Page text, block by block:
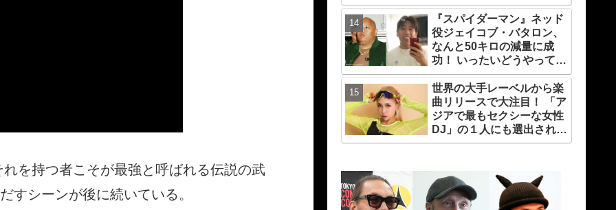
を持つ者こそが最強と呼ばれる伝説の武
すシーンが後に続いている。
ついても語る
『スパイダーマン』ネッド
役ジェイコブ・バタロン、
なんと50キロの減量に成
功！ いったいどうやって？
彼が取り組んだ運動メニュ
ーや食事療法が明らかに
世界の大手レーベルから楽
曲リリースで大注目！ 「ア
ジアで最もセクシーな女性
DJ」の１人にも選出され
た、大注目の日本人DJの
になったキッカケは？＆コ
ロナ禍での苦労も